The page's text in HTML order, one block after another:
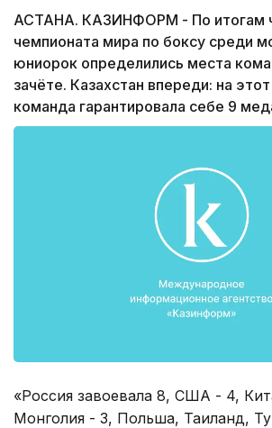
АСТАНА. КАЗИНФОРМ - По итогам
чемпионата мира по боксу среди
юниорок определились места
зачёте. Казахстан впереди: на
команда гарантировала себе 9
«Россия завоевала 8, США - 4,
Монголия - 3, Польша, Таиланд,